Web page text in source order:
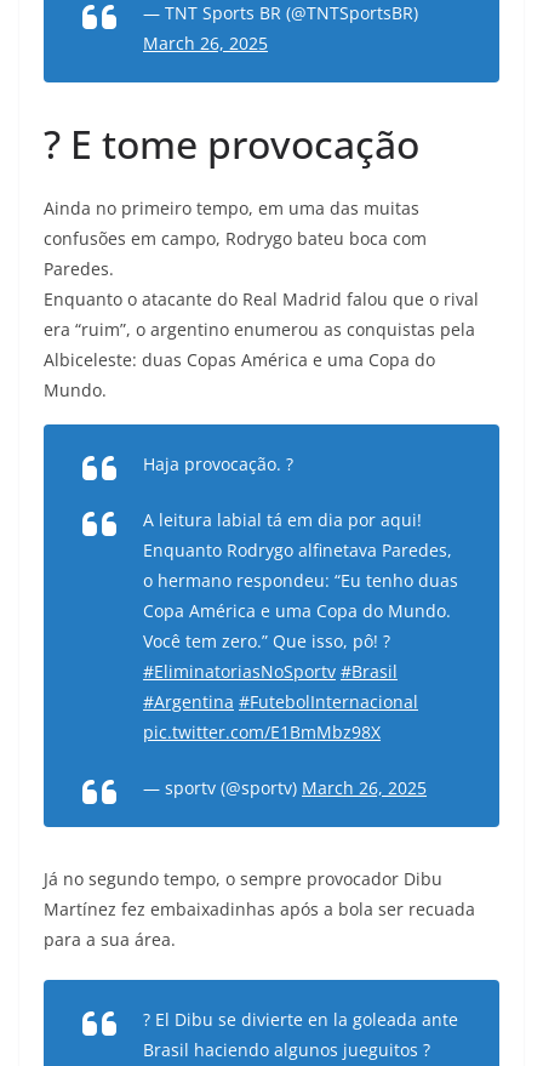
— TNT Sports BR (@TNTSportsBR)
March 26, 2025
? E tome provocação
Ainda no primeiro tempo, em uma das muitas
confusões em campo, Rodrygo bateu boca com
Paredes.
Enquanto o atacante do Real Madrid falou que o rival
era “ruim”, o argentino enumerou as conquistas pela
Albiceleste: duas Copas América e uma Copa do
Mundo.
Haja provocação. ?
A leitura labial tá em dia por aqui!
Enquanto Rodrygo alfinetava Paredes,
o hermano respondeu: “Eu tenho duas
Copa América e uma Copa do Mundo.
Você tem zero.” Que isso, pô! ?
#EliminatoriasNoSportv #Brasil
#Argentina #FutebolInternacional
pic.twitter.com/E1BmMbz98X
— sportv (@sportv) March 26, 2025
Já no segundo tempo, o sempre provocador Dibu
Martínez fez embaixadinhas após a bola ser recuada
para a sua área.
? El Dibu se divierte en la goleada ante
Brasil haciendo algunos jueguitos ?